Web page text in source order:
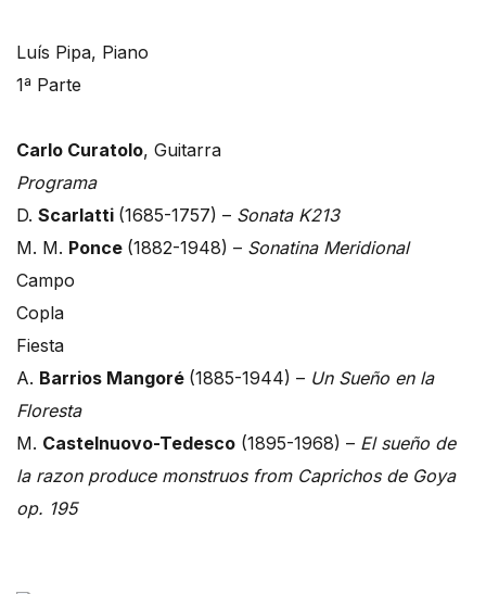
Luís Pipa, Piano
1ª Parte
Carlo Curatolo, Guitarra
Programa
D. Scarlatti (1685-1757) – Sonata K213
M. M. Ponce (1882-1948) – Sonatina Meridional
Campo
Copla
Fiesta
A. Barrios Mangoré (1885-1944) – Un Sueño en la
Floresta
M. Castelnuovo-Tedesco (1895-1968) – El sueño de
la razon produce monstruos from Caprichos de Goya
op. 195